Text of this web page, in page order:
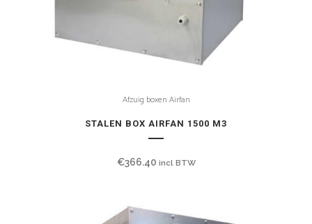
Afzuig boxen Airfan
STALEN BOX AIRFAN 1500 M3
€366.40 incl BTW